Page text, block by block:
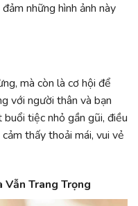
những hình ảnh này
mà còn là cơ hội để
với người thân và bạn
tiệc nhỏ gần gũi, điều
thấy thoải mái, vui vẻ
Vẫn Trang Trọng